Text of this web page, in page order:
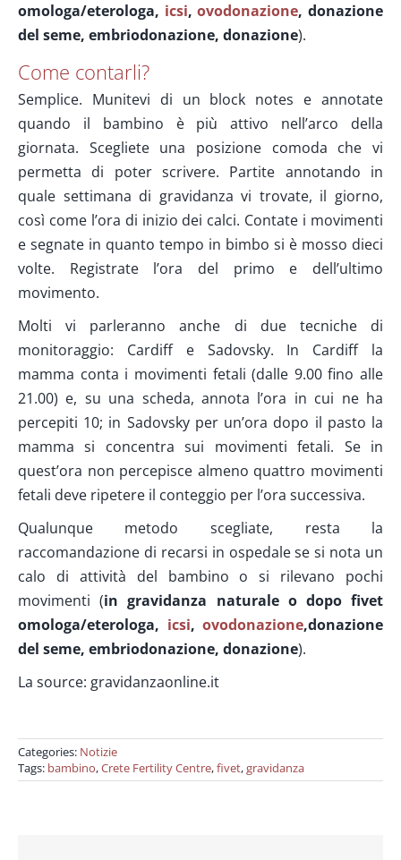
omologa/eterologa, icsi,ovodonazione, donazione
del seme, embriodonazione, donazione).
Come contarli?
Semplice. Munitevi di un block notes e annotate
quando il bambino è più attivo nell’arco della
giornata. Scegliete una posizione comoda che vi
permetta di poter scrivere. Partite annotando in
quale settimana di gravidanza vi trovate, il giorno,
così come l’ora di inizio dei calci. Contate i movimenti
e segnate in quanto tempo in bimbo si è mosso dieci
volte. Registrate l’ora del primo e dell’ultimo
movimento.
Molti vi parleranno anche di due tecniche di
monitoraggio: Cardiff e Sadovsky. In Cardiff la
mamma conta i movimenti fetali (dalle 9.00 fino alle
21.00) e, su una scheda, annota l’ora in cui ne ha
percepiti 10; in Sadovsky per un’ora dopo il pasto la
mamma si concentra sui movimenti fetali. Se in
quest’ora non percepisce almeno quattro movimenti
fetali deve ripetere il conteggio per l’ora successiva.
Qualunque metodo scegliate, resta la
raccomandazione di recarsi in ospedale se si nota un
calo di attività del bambino o si rilevano pochi
movimenti (in gravidanza naturale o dopo fivet
omologa/eterologa, icsi,ovodonazione,donazione
del seme, embriodonazione, donazione).
La source: gravidanzaonline.it
Categories: Notizie
Tags: bambino,Crete Fertility Centre,fivet,gravidanza